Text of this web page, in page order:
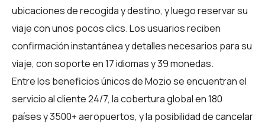
ubicaciones de recogida y destino, y luego reservar su
viaje con unos pocos clics. Los usuarios reciben
confirmación instantánea y detalles necesarios para su
viaje, con soporte en 17 idiomas y 39 monedas.
Entre los beneficios únicos de Mozio se encuentran el
servicio al cliente 24/7, la cobertura global en 180
países y 3500+ aeropuertos, y la posibilidad de cancelar